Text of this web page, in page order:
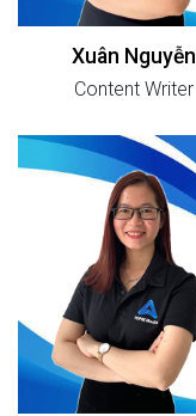
Xuân Nguyễn
Content Writer